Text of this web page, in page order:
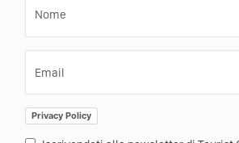
Nome
Email
Privacy Policy